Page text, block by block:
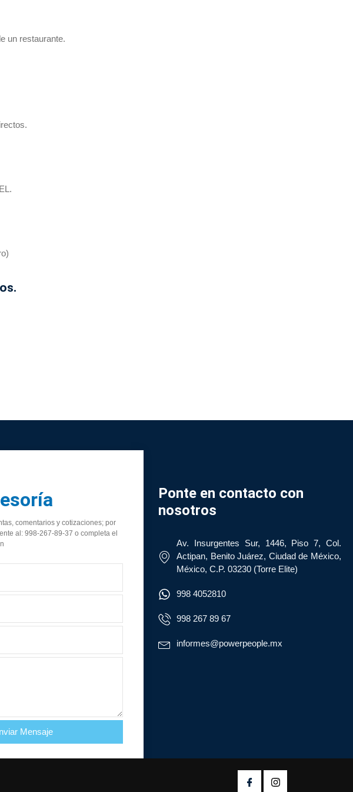
un restaurante.
comentarios y cotizaciones; por
al: 998-267-89-37 o completa el
Mensaje
Ponte en contacto con
nosotros
Av. Insurgentes Sur, 1446, Piso 7, Col.
Actipan, Benito Juárez, Ciudad de México,
México, C.P. 03230 (Torre Elite)
998 4052810
998 267 89 67
informes@powerpeople.mx